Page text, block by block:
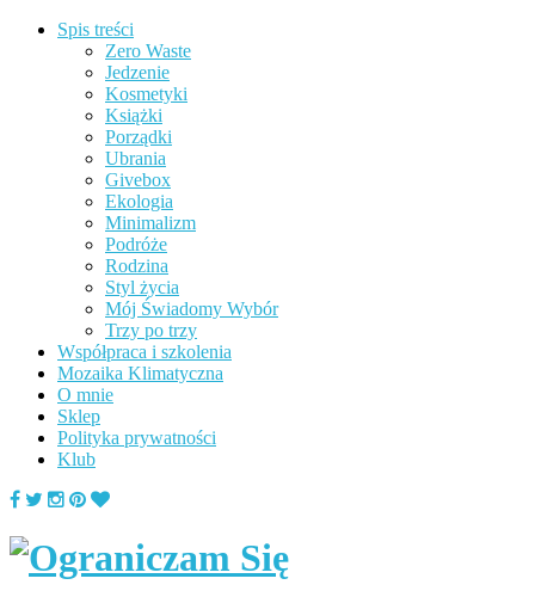
Spis treści
Zero Waste
Jedzenie
Kosmetyki
Książki
Porządki
Ubrania
Givebox
Ekologia
Minimalizm
Podróże
Rodzina
Styl życia
Mój Świadomy Wybór
Trzy po trzy
Współpraca i szkolenia
Mozaika Klimatyczna
O mnie
Sklep
Polityka prywatności
Klub